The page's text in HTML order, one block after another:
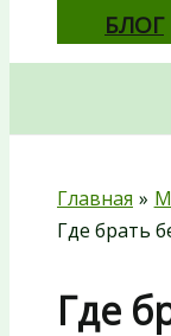
БЛОГ
Главная
Где брать
Где